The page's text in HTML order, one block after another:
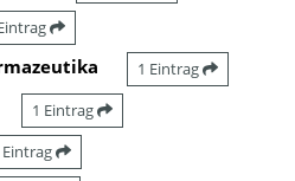
1 Eintrag
1 Eintrag
Eintrag